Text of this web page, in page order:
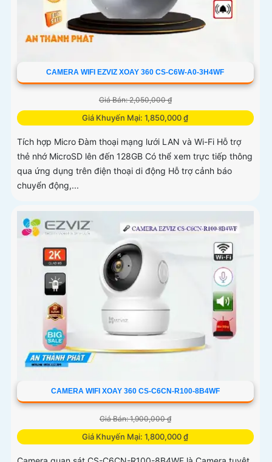
CAMERA WIFI EZVIZ XOAY 360 CS-C6W-A0-3H4WF
Giá Bán: 2,050,000 ₫
Giá Khuyến Mại: 1,850,000 ₫
Tích hợp Micro Đàm thoại mạng lưới LAN và Wi-Fi Hỗ trợ
thẻ nhớ MicroSD lên đến 128GB Có thể xem trực tiếp thông
qua ứng dụng trên điện thoại di động Hỗ trợ cảnh báo
chuyển động,...
CAMERA WIFI XOAY 360 CS-C6CN-R100-8B4WF
Giá Bán: 1,900,000 ₫
Giá Khuyến Mại: 1,800,000 ₫